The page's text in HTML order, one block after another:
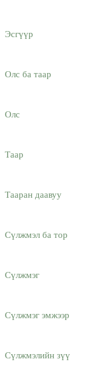
Эсгүүр
Олс ба таар
Олс
Таар
Тааран даавуу
Сүлжмэл ба тор
Сүлжмэг
Сүлжмэг эмжээр
Сүлжмэлийн зүү